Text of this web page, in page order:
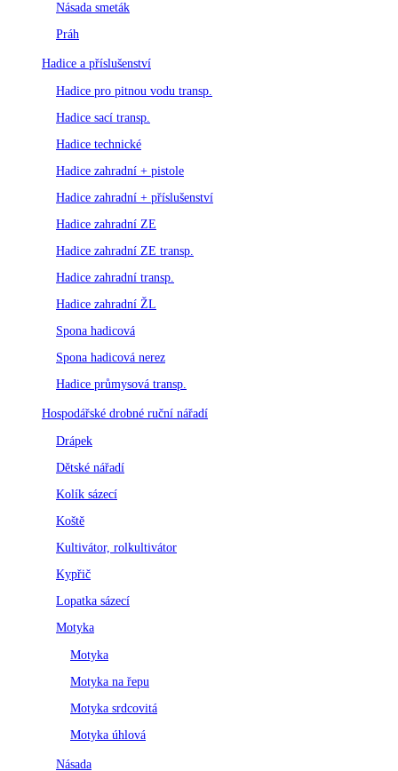
Násada smeták
Práh
Hadice a příslušenství
Hadice pro pitnou vodu transp.
Hadice sací transp.
Hadice technické
Hadice zahradní + pistole
Hadice zahradní + příslušenství
Hadice zahradní ZE
Hadice zahradní ZE transp.
Hadice zahradní transp.
Hadice zahradní ŽL
Spona hadicová
Spona hadicová nerez
Hadice průmysová transp.
Hospodářské drobné ruční nářadí
Drápek
Dětské nářadí
Kolík sázecí
Koště
Kultivátor, rolkultivátor
Kypřič
Lopatka sázecí
Motyka
Motyka
Motyka na řepu
Motyka srdcovitá
Motyka úhlová
Násada